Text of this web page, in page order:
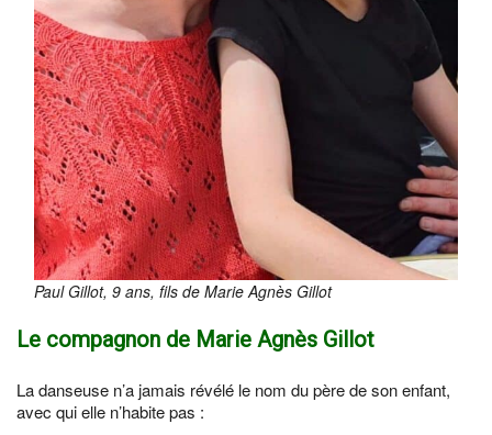
Paul Gillot, 9 ans, fils de Marie Agnès Gillot
Le compagnon de Marie Agnès Gillot
La danseuse n’a jamais révélé le nom du père de son enfant,
avec qui elle n’habite pas :